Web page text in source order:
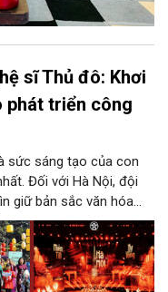
sĩ Thủ đô: Khơi
phát triển công
sức sáng tạo của con
Đối với Hà Nội, đội
giữ bản sắc văn hóa
trình hình thành các sản
dậy, phát huy và tạo
triển sẽ là “chìa khóa”
văn hóa, nâng cao năng